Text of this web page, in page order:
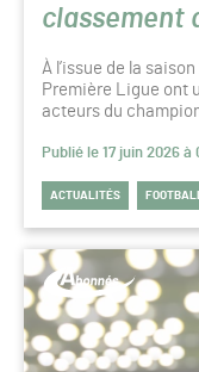
classement
À l’issue de la
Première Ligue ont
acteurs du
Publié le 17 juin 2026 à
ACTUALITÉS FOOTBALL